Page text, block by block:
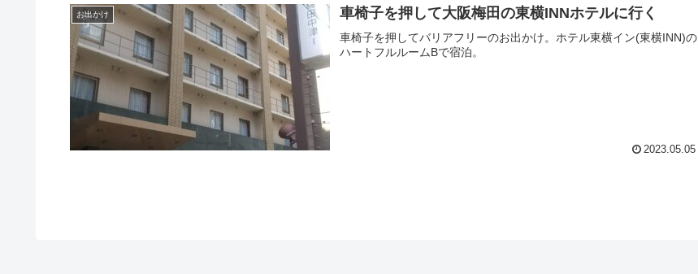
お出かけ 車椅子を押して大阪梅田の東横INNホテルに行く
車椅子を押してバリアフリーのお出かけ。ホテル東横イン(東横INN)の
ハートフルルームBで宿泊。
2023.05.05